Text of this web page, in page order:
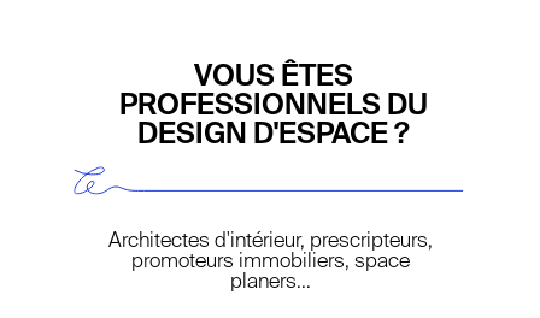
Architectes d'intérieur, prescripteurs,
promoteurs immobiliers, space
planers...
VOUS ÊTES
PROFESSIONNELS DU
DESIGN D'ESPACE ?